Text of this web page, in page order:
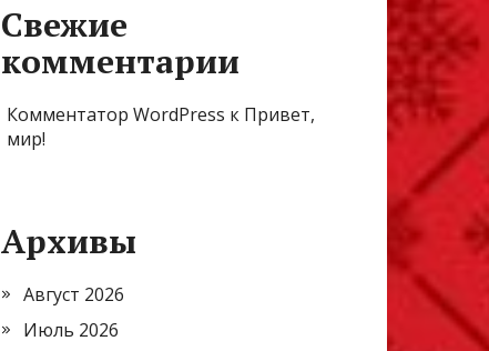
Свежие
комментарии
Комментатор WordPress к Привет,
мир!
Архивы
Август 2026
Июль 2026